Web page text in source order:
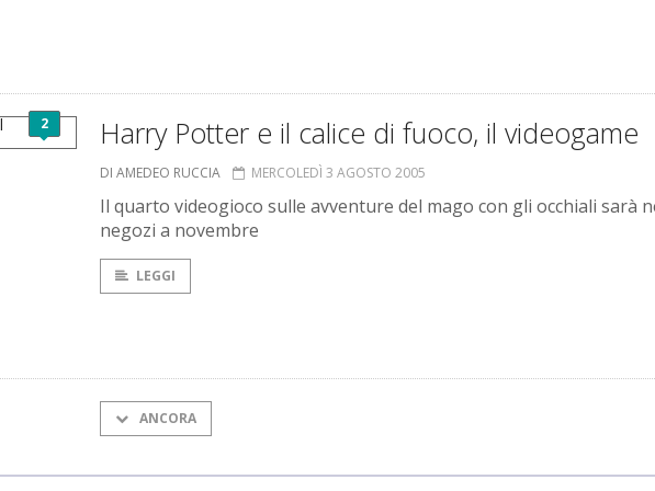
2 Harry Potter e il calice di fuoco, il videogame
DI AMEDEO RUCCIA MERCOLEDÌ 3 AGOSTO 2005
Il quarto videogioco sulle avventure del mago con gli occhiali sarà
negozi a novembre
LEGGI
ANCORA